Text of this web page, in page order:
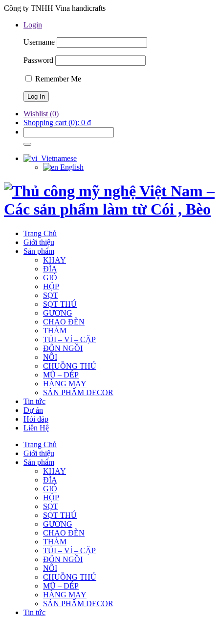
Công ty TNHH Vina handicrafts
Login
Username
Password
Remember Me
Wishlist (0)
Shopping cart (0): 0 ₫
Vietnamese
English
Trang Chủ
Giới thiệu
Sản phẩm
KHAY
ĐĨA
GIỎ
HỘP
SỌT
SỌT THÚ
GƯƠNG
CHAO ĐÈN
THẢM
TÚI – VÍ – CẶP
ĐÔN NGỒI
NÔI
CHUỒNG THÚ
MŨ – DÉP
HÀNG MAY
SẢN PHẨM DECOR
Tin tức
Dự án
Hỏi đáp
Liên Hệ
Trang Chủ
Giới thiệu
Sản phẩm
KHAY
ĐĨA
GIỎ
HỘP
SỌT
SỌT THÚ
GƯƠNG
CHAO ĐÈN
THẢM
TÚI – VÍ – CẶP
ĐÔN NGỒI
NÔI
CHUỒNG THÚ
MŨ – DÉP
HÀNG MAY
SẢN PHẨM DECOR
Tin tức